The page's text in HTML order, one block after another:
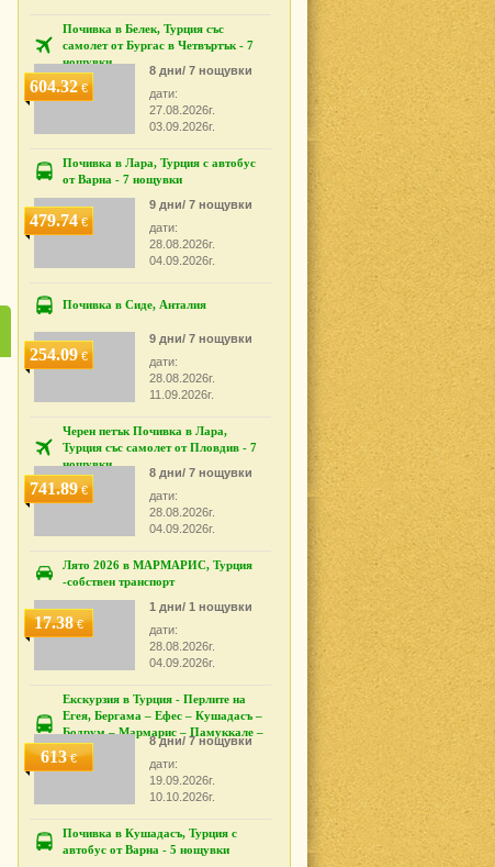
Почивка в Белек, Турция със
самолет от Бургас в Четвъртък - 7
нощувки
604.32€
8 дни/ 7 нощувки
дати:
27.08.2026г.
03.09.2026г.
Почивка в Лара, Турция с автобус
от Варна - 7 нощувки
479.74€
9 дни/ 7 нощувки
дати:
28.08.2026г.
04.09.2026г.
Почивка в Сиде, Анталия
254.09€
9 дни/ 7 нощувки
дати:
28.08.2026г.
11.09.2026г.
Черен петък Почивка в Лара,
Турция със самолет от Пловдив - 7
нощувки
741.89€
8 дни/ 7 нощувки
дати:
28.08.2026г.
04.09.2026г.
Лято 2026 в МАРМАРИС, Турция
-собствен транспорт
17.38€
1 дни/ 1 нощувки
дати:
28.08.2026г.
04.09.2026г.
Екскурзия в Турция - Перлите на
Егея, Бергама – Ефес – Кушадасъ –
Бодрум – Мармарис – Памуккале –
Измир
613€
8 дни/ 7 нощувки
дати:
19.09.2026г.
10.10.2026г.
Почивка в Кушадасъ, Турция с
автобус от Варна - 5 нощувки